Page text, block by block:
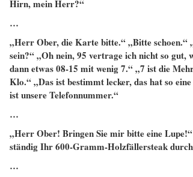
Hirn, mein Herr?“
…
„Herr Ober, die Karte bitte.“ „Bitte schoen.“
sein?“ „Oh nein, 95 vertrage ich nicht so gut,
dann etwas 08-15 mit wenig 7.“ „7 ist die
Klo.“ „Das ist bestimmt lecker, das hat so
ist unsere Telefonnummer.“
…
„Herr Ober! Bringen Sie mir bitte eine
ständig Ihr 600-Gramm-Holzfällersteak
…